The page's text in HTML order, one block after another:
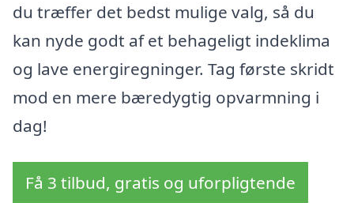
du træffer det bedst mulige valg, så du
kan nyde godt af et behageligt indeklima
og lave energiregninger. Tag første skridt
mod en mere bæredygtig opvarmning i
dag!
Få 3 tilbud, gratis og uforpligtende